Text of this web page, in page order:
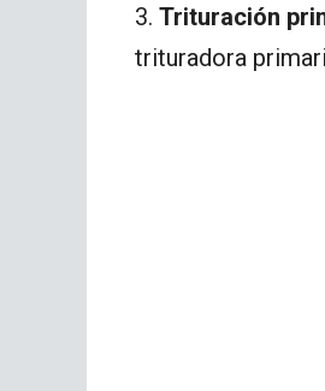
3. Trituración
trituradora